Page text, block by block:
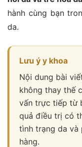
hành cùng bạn
da.
Lưu ý y khoa
Nội dung bài
không thay thế
vấn trực tiếp từ
quả điều trị có
tình trạng da và
hàng.